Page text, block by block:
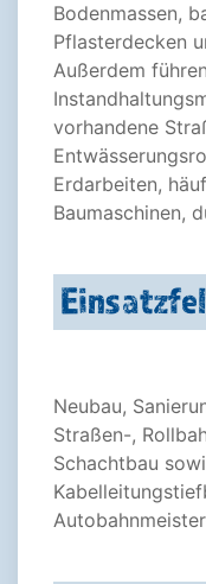
Bodenmassen,
Pflasterdecken
Außerdem
vorhandene
Erdarbeiten,
Baumaschinen,
Neubau,
Straßen-,
Schachtbau